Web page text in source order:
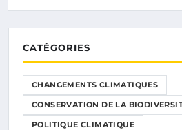
CATÉGORIES
CHANGEMENTS CLIMATIQUES
CONSERVATION DE LA
POLITIQUE CLIMATIQUE